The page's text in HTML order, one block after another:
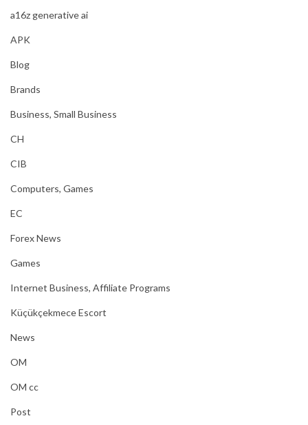
a16z generative ai
APK
Blog
Brands
Business, Small Business
CH
CIB
Computers, Games
EC
Forex News
Games
Internet Business, Affiliate Programs
Küçükçekmece Escort
News
OM
OM cc
Post